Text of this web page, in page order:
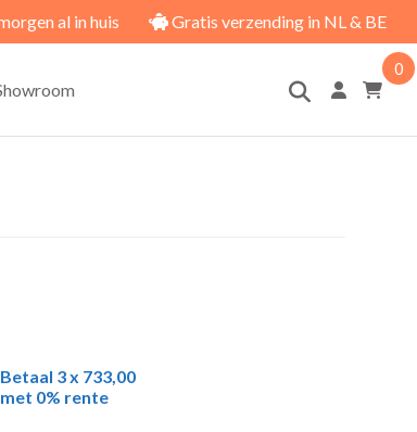
al in huis Gratis verzending in NL & BE
0
Betaal 3 x 733,00
met 0% rente